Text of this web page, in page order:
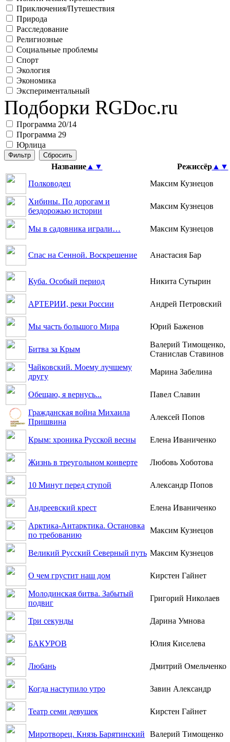
Приключения/Путешествия
Природа
Расследование
Религиозные
Социальные проблемы
Спорт
Экология
Экономика
Экспериментальный
Подборки RGDoc.ru
Программа 20/14
Программа 29
Юрлица
Название▲ ▼ Режиссёр▲ ▼
Полководец
Максим Кузнецов
Хибины. По дорогам и
бездорожью истории
Максим Кузнецов
Мы в садовника играли… Максим Кузнецов
Спас на Сенной. Воскрешение Анастасия Бар
Куба. Особый период Никита Сутырин
АРТЕРИИ, реки России Андрей Петровский
Мы часть большого Мира Юрий Баженов
Битва за Крым
Валерий Тимощенко,
Станислав Ставинов
Чайковский. Моему лучшему
другу
Марина Забелина
Обещаю, я вернусь... Павел Славин
Гражданская война Михаила
Пришвина
Алексей Попов
Крым: хроника Русской весны Елена Иваниченко
Жизнь в треугольном конверте Любовь Хоботова
10 Минут перед ступой Александр Попов
Андреевский крест Елена Иваниченко
Арктика-Антарктика. Остановка
по требованию
Максим Кузнецов
Великий Русский Северный путь Максим Кузнецов
О чем грустит наш дом Кирстен Гайнет
Молодинская битва. Забытый
подвиг
Григорий Николаев
Три секунды Дарина Умнова
БАКУРОВ Юлия Киселева
Любань Дмитрий Омельченко
Когда наступило утро Завин Александр
Театр семи девушек Кирстен Гайнет
Миротворец. Князь Барятинский Валерий Тимощенко